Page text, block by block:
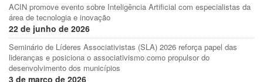
ACIN promove evento sobre Inteligência Artificial com especialistas da
área de tecnologia e inovação
22 de junho de 2026
Seminário de Líderes Associativistas (SLA) 2026 reforça papel das
lideranças e posiciona o associativismo como propulsor do
desenvolvimento dos municípios
3 de março de 2026